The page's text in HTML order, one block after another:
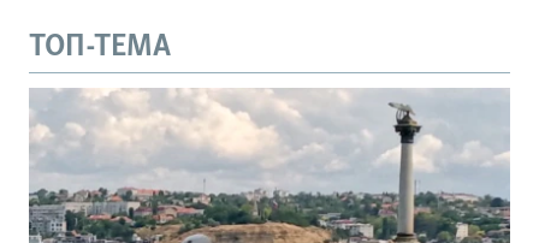
ТОП-ТЕМА